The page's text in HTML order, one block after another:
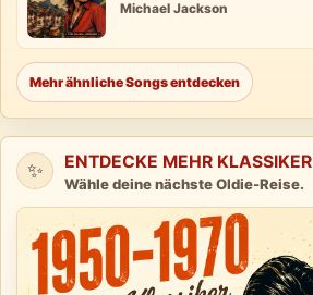
Michael Jackson
Mehr ähnliche Songs entdecken
✨ ENTDECKE MEHR KLASSIKER
Wähle deine nächste Oldie-Reise.